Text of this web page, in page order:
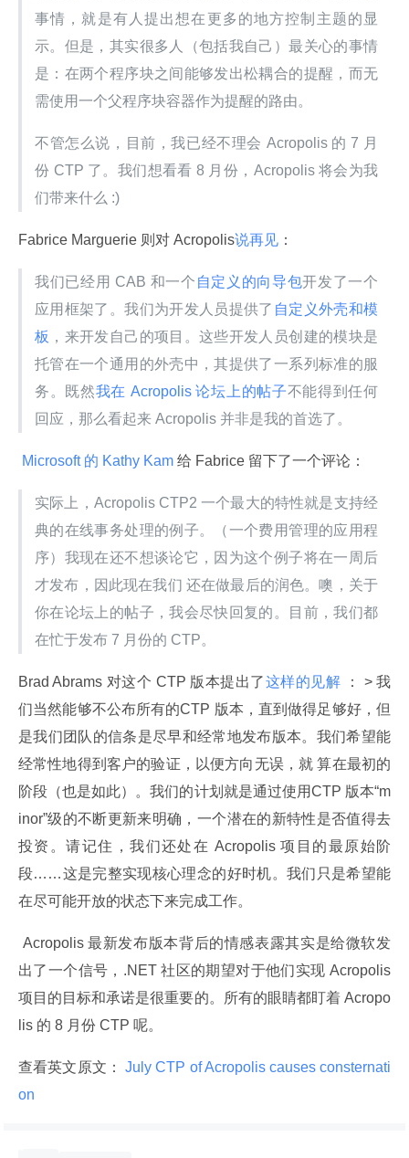
事情，就是有人提出想在更多的地方控制主题的显
示。但是，其实很多人（包括我自己）最关心的事情
是：在两个程序块之间能够发出松耦合的提醒，而无
需使用一个父程序块容器作为提醒的路由。
不管怎么说，目前，我已经不理会 Acropolis 的 7 月
份 CTP 了。我们想看看 8 月份，Acropolis 将会为我
们带来什么 :)
Fabrice Marguerie 则对 Acropolis说再见 ：
我们已经用 CAB 和一个 自定义的向导包开发了一个
应用框架了。我们为开发人员提供了 自定义外壳和模
板 ，来开发自己的项目。这些开发人员创建的模块是
托管在一个通用的外壳中，其提供了一系列标准的服
务。既然我在 Acropolis 论坛上的帖子不能得到任何
回应，那么看起来 Acropolis 并非是我的首选了。
Microsoft 的 Kathy Kam 给 Fabrice 留下了一个评论：
实际上，Acropolis CTP2 一个最大的特性就是支持经
典的在线事务处理的例子。（一个费用管理的应用程
序）我现在还不想谈论它，因为这个例子将在一周后
才发布，因此现在我们 还在做最后的润色。噢，关于
你在论坛上的帖子，我会尽快回复的。目前，我们都
在忙于发布 7 月份的 CTP。
Brad Abrams 对这个 CTP 版本提出了这样的见解 ： > 我
们当然能够不公布所有的CTP 版本，直到做得足够好，但
是我们团队的信条是尽早和经常地发布版本。我们希望能
经常性地得到客户的验证，以便方向无误，就 算在最初的
阶段（也是如此）。我们的计划就是通过使用CTP 版本“m
inor”级的不断更新来明确，一个潜在的新特性是否值得去
投资。请记住，我们还处在 Acropolis 项目的最原始阶
段……这是完整实现核心理念的好时机。我们只是希望能
在尽可能开放的状态下来完成工作。
出了一个信号，.NET 社区的期望对于他们实现 Acropolis
项目的目标和承诺是很重要的。所有的眼睛都盯着 Acropo
lis 的 8 月份 CTP 呢。
查看英文原文：
July CTP of Acropolis causes consternati
on